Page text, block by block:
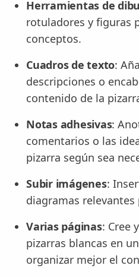
Herramientas de
rotuladores y figuras
conceptos.
Cuadros de texto:
descripciones o
contenido de la
Notas adhesivas:
comentarios o las
pizarra según sea
Subir imágenes:
diagramas
Varias páginas: Cree
pizarras blancas en
organizar mejor el